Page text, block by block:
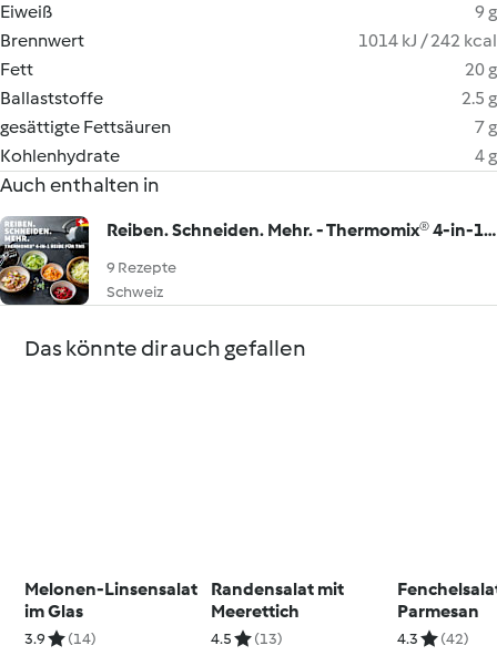
Eiweiß
9 g
Brennwert
1014 kJ / 242 kcal
Fett
20 g
Ballaststoffe
2.5 g
gesättigte Fettsäuren
7 g
Kohlenhydrate
4 g
Auch enthalten in
Reiben. Schneiden. Mehr. - Thermomix® 4-in-1 Reibe für TM5
9 Rezepte
Schweiz
Das könnte dir auch gefallen
Melonen-Linsensalat
im Glas
3.9 (14)
Randensalat mit
Meerettich
4.5 (13)
Parmesan
4.3 (42)